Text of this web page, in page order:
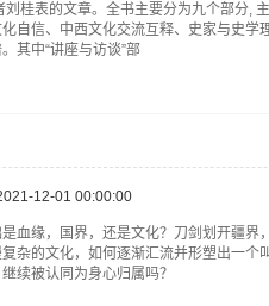
桂表的文章。全书主要分为九个部分,
自信、中西文化交流互释、史家与史学
其中“讲座与访谈”部
12-01 00:00:00
血缘，国界，还是文化？刀剑划开疆界
的文化，如何逐渐汇流并形塑出一个叫
续被认同为身心归属吗？